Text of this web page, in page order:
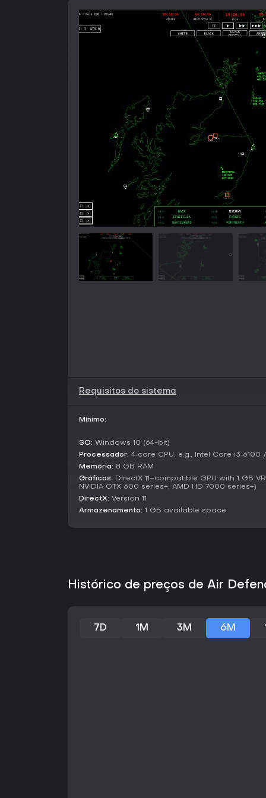
Requisitos do sistema
Mínimo:
SO: Windows 10 (64-bit)
Processador: 4‑core CPU, e.g., Intel Core i3‑6100
Memória: 8 GB RAM
Gráficos: DirectX 11–compatible GPU with 1 GB
NVIDIA GTX 600 series+, AMD HD 7000 series+)
DirectX: Version 11
Armazenamento: 1 GB available space
Histórico de preços de Air
7D 1M 3M 6M